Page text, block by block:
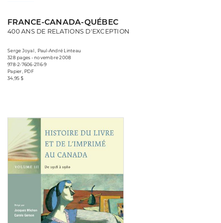
FRANCE-CANADA-QUÉBEC
400 ANS DE RELATIONS D'EXCEPTION
Serge Joyal , Paul-André Linteau
328 pages • novembre 2008
978-2-7606-2116-9
Papier, PDF
34,95 $